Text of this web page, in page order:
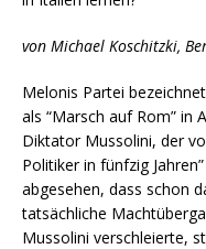
von Michael Koschitzki,
Melonis Partei
als “Marsch auf Rom” in
Diktator Mussolini, der
Politiker in fünfzig
abgesehen, dass schon
tatsächliche
Mussolini verschleierte,